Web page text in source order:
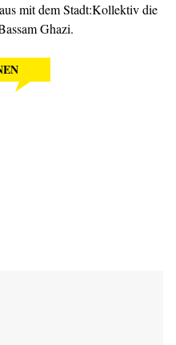
mit dem Stadt:Kollektiv die
Ghazi.